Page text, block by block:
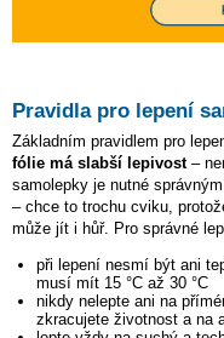
Pravidla pro lepení
Základním pravidlem pro
fólie má slabší lepivost–
samolepky je nutné
– chce to trochu cviku,
může jít i hůř. Pro správné
při lepení nesmí být ani
musí mít 15 °C až 30 °C
nikdy nelepte ani na
zkracujete životnost a na